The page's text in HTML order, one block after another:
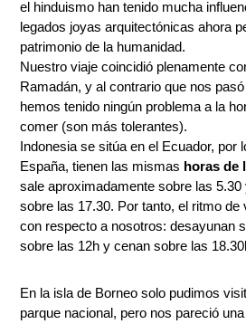
el hinduismo han tenido mucha
legados joyas arquitectónicas ahora
patrimonio de la humanidad.
Nuestro viaje coincidió plenamente
Ramadán, y al contrario que nos
hemos tenido ningún problema a la
comer (son más tolerantes).
Indonesia se sitúa en el Ecuador, por
España, tienen las mismas horas de
sale aproximadamente sobre las
sobre las 17.30. Por tanto, el ritmo de
con respecto a nosotros: desayunan
sobre las 12h y cenan sobre las
En la isla de Borneo solo pudimos
parque nacional, pero nos pareció